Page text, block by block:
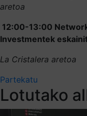
aretoa
12:00-13:00
Investmentek
La Cristalera aretoa
Partekatu
Lotutako